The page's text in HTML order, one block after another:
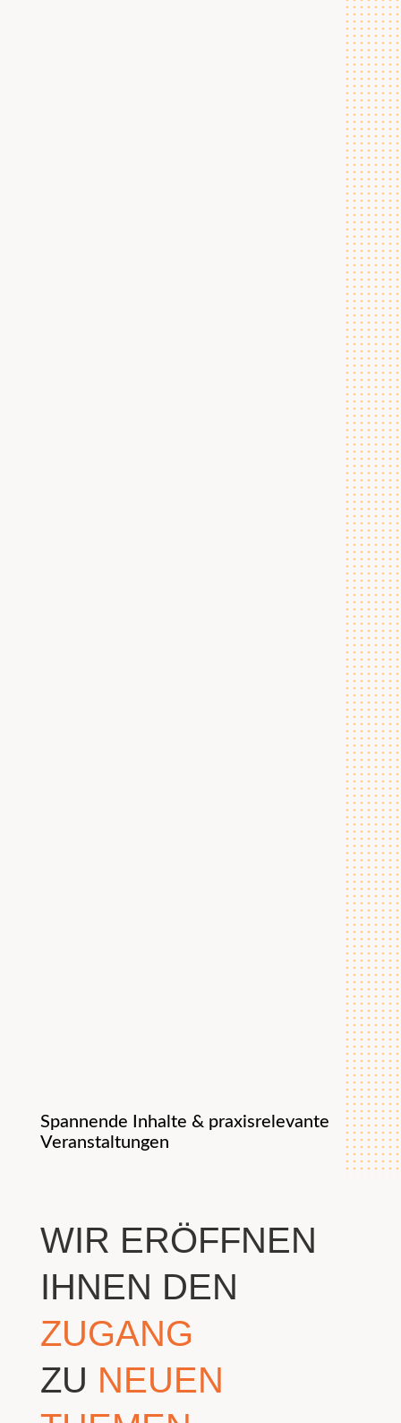
Spannende Inhalte & praxisrelevante
Veranstaltungen
WIR ERÖFFNEN
IHNEN DEN
ZUGANG
ZU NEUEN